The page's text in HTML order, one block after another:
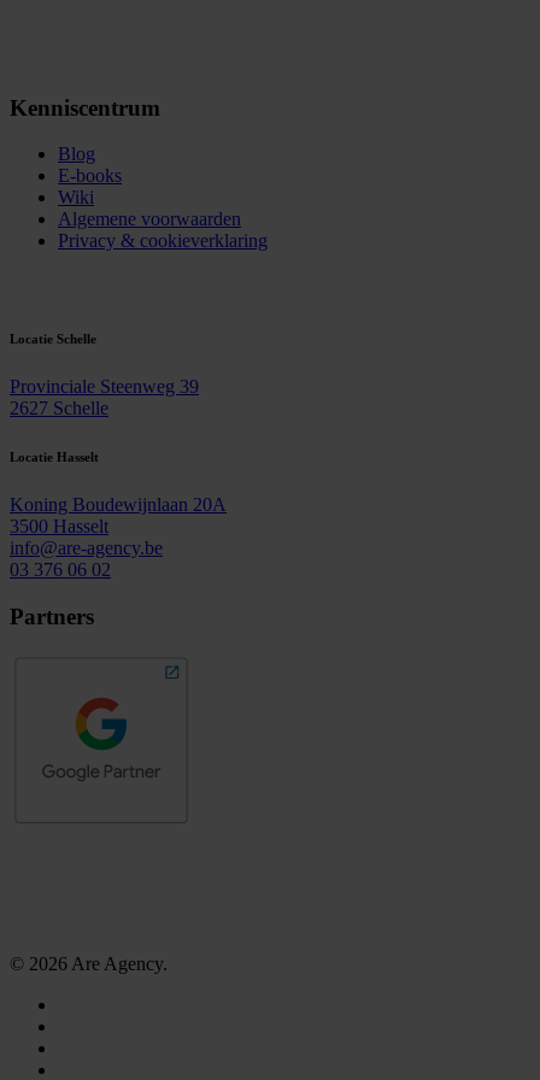
Kenniscentrum
Blog
E-books
Wiki
Algemene voorwaarden
Privacy & cookieverklaring
Locatie Schelle
Provinciale Steenweg 39
2627 Schelle
Locatie Hasselt
Koning Boudewijnlaan 20A
3500 Hasselt
info@are-agency.be
03 376 06 02
Partners
© 2026 Are Agency.